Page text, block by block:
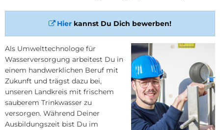
Wasserversorgungnik
(m/w/d)
Hier kannst Du Dich bewerben!
Als Umwelttechnologe für
Wasserversorgung arbeitest Du in
einem handwerklichen Beruf mit
Zukunft und trägst dazu bei,
unseren Landkreis mit frischem
sauberem Trinkwasser zu
versorgen. Während Deiner
Ausbildungszeit bist Du im